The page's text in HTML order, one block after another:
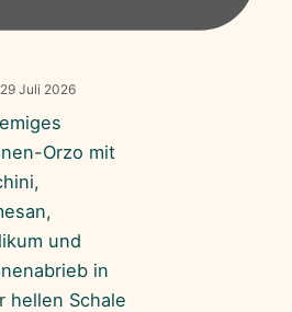
29 Juli 2026